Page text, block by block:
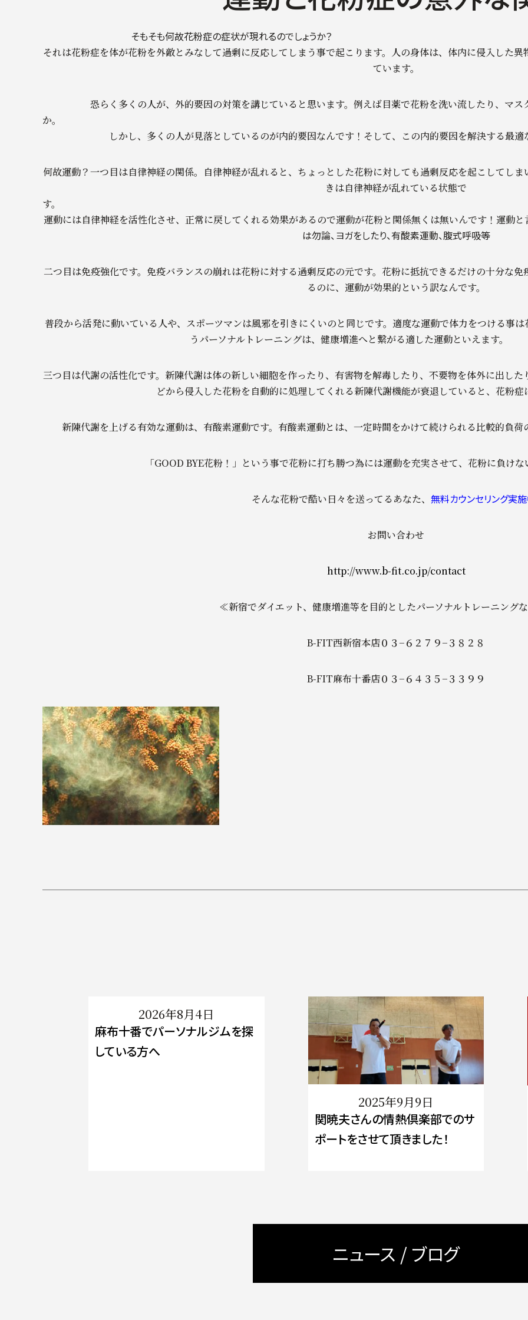
そもそも何故花粉症の症状が現れるのでしょうか？
それは花粉症を体が花粉を外敵とみなして過剰に反応してしまう事で起こります。人の身体は、体内に侵入した
ています。
恐らく多くの人が、外的要因の対策を講じていると思います。例えば目薬で花粉を洗い流したり、マ
しかし、多くの人が見落としているのが内的要因なんです！そして、この内的要因を解決する最適
何故運動？一つ目は自律神経の関係。自律神経が乱れると、ちょっとした花粉に対しても過剰反応を起こしてし
きは自律神経が乱れている状態で
す
運動には自律神経を活性化させ、正常に戻してくれる効果があるので運動が花粉と関係無くは無いんです！運動と
は勿論、ヨガをしたり、有酸素運動、腹式呼吸等
二つ目は免疫強化です。免疫バランスの崩れは花粉に対する過剰反応の元です。花粉に抵抗できるだけの十分な
るのに、運動が効果的という訳なんです。
普段から活発に動いている人や、スポーツマンは風邪を引きにくいのと同じです。適度な運動で体力をつける事
うパーソナルトレーニングは、健康増進へと繋がる適した運
三つ目は代謝の活性化です。新陳代謝は体の新しい細胞を作ったり、有害物を解毒したり、不要物を体外に出し
どから侵入した花粉を自動的に処理してくれる新陳代謝機能が衰退していると、花粉症
新陳代謝を上げる有効な運動は、有酸素運動です。有酸素運動とは、一定時間をかけて続けられる比較的負荷
「GOOD BYE花粉！」という事で花粉に打ち勝つ為には運動を充実させて、花粉に負け
そんな花粉で酷い日々を送ってるあなた、 無料カウンセリング実施
お問い合わせ
http://www.b-fit.co.jp/contact
≪新宿でダイエット、健康増進等を目的としたパーソナルトレーニング
B-FIT西新宿本店０３−６２７９−３８２８
B-FIT麻布十番店０３−６４３５−３３９９
2026年8月4日
麻布十番でパーソナルジムを探
している方へ
2025年9月9日
関暁夫さんの情熱倶楽部でのサ
ポートをさせて頂きました！
ニュース / ブログ